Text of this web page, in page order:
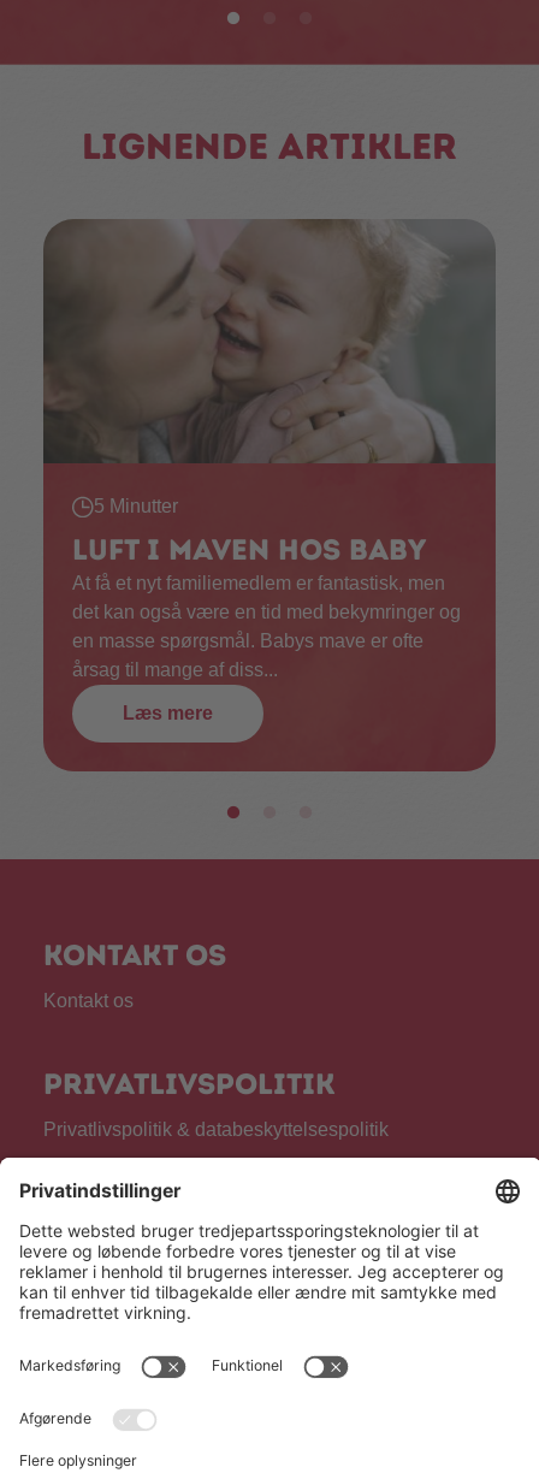
Lignende artikler
5 Minutter
Luft i maven hos baby
At få et nyt familiemedlem er fantastisk, men
det kan også være en tid med bekymringer og
en masse spørgsmål. Babys mave er ofte
årsag til mange af diss...
Læs mere
Kontakt os
Kontakt os
Privatlivspolitik
Privatlivspolitik & databeskyttelsespolitik
Generelt
Om os
Produkter